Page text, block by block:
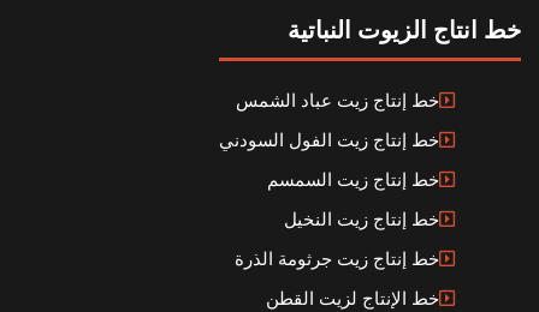
خط انتاج الزيوت النباتية
خط إنتاج زيت عباد الشمس
خط إنتاج زيت الفول السودني
خط إنتاج زيت السمسم
خط إنتاج زيت النخيل
خط إنتاج زيت جرثومة الذرة
خط الإنتاج لزيت القطن